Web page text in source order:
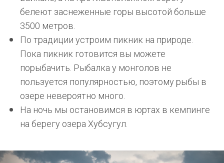
белеют заснеженные горы высотой больше
3500 метров.
По традиции устроим пикник на природе.
Пока пикник готовится вы можете
порыбачить. Рыбалка у монголов не
пользуется популярностью, поэтому рыбы в
озере невероятно много.
На ночь мы остановимся в юртах в кемпинге
на берегу озера Хубсугул.